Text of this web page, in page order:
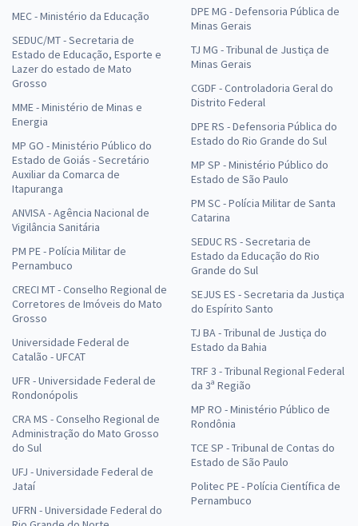
MEC - Ministério da Educação
SEDUC/MT - Secretaria de
Estado de Educação, Esporte e
Lazer do estado de Mato
Grosso
MME - Ministério de Minas e
Energia
MP GO - Ministério Público do
Estado de Goiás - Secretário
Auxiliar da Comarca de
Itapuranga
ANVISA - Agência Nacional de
Vigilância Sanitária
PM PE - Polícia Militar de
Pernambuco
CRECI MT - Conselho Regional de
Corretores de Imóveis do Mato
Grosso
Universidade Federal de
Catalão - UFCAT
UFR - Universidade Federal de
Rondonópolis
CRA MS - Conselho Regional de
Administração do Mato Grosso
do Sul
UFJ - Universidade Federal de
Jataí
UFRN - Universidade Federal do
DPE MG - Defensoria Pública de
Minas Gerais
TJ MG - Tribunal de Justiça de
Minas Gerais
CGDF - Controladoria Geral do
Distrito Federal
DPE RS - Defensoria Pública do
Estado do Rio Grande do Sul
MP SP - Ministério Público do
Estado de São Paulo
PM SC - Polícia Militar de Santa
Catarina
SEDUC RS - Secretaria de
Estado da Educação do Rio
Grande do Sul
SEJUS ES - Secretaria da Justiça
do Espírito Santo
TJ BA - Tribunal de Justiça do
Estado da Bahia
TRF 3 - Tribunal Regional Federal
da 3ª Região
MP RO - Ministério Público de
Rondônia
TCE SP - Tribunal de Contas do
Estado de São Paulo
Politec PE - Polícia Científica de
Pernambuco